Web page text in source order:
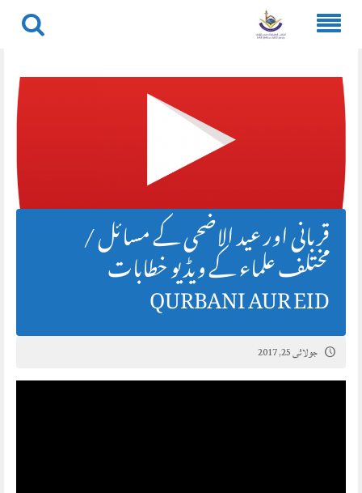
content
قربانی اور عید الاضحی کے مسائل /
مختلف علماء کے ویڈیو خطابات
QURBANI AUR EID
جولائی 25, 2017